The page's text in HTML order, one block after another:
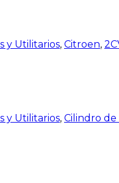
y Utilitarios, Citroen,
y Utilitarios, Cilindro